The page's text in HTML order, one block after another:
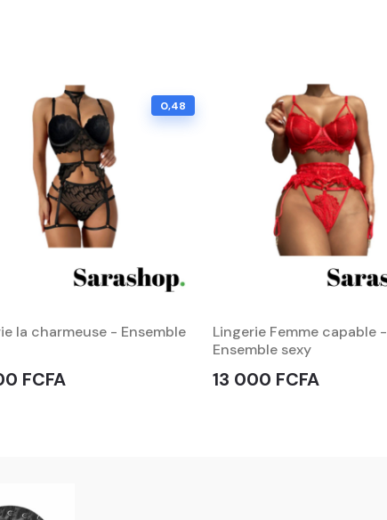
0,48
la charmeuse - Ensemble
FCFA
Lingerie Femme capable -
Ensemble sexy
13 000 FCFA